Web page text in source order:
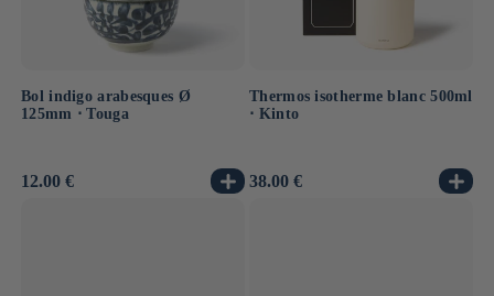
Bol indigo arabesques Ø
125mm ⋅ Touga
Prix
12.00 €
Thermos isotherme blanc 500ml
⋅ Kinto
Prix
38.00 €